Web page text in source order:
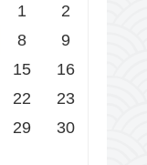
1
2
8
9
15
16
22
23
29
30